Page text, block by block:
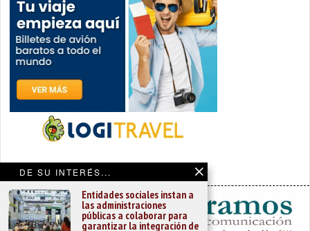
DE SU INTERÉS...
Entidades sociales instan a
las administraciones
públicas a colaborar para
garantizar la integración de